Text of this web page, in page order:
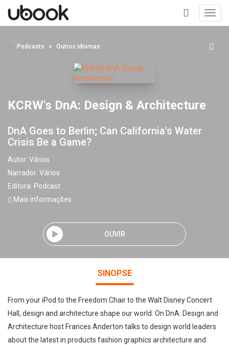
+
Podcasts Outros Idiomas
KCRW's DnA: Design & Architecture
DnA Goes to Berlin; Can California's Water
Crisis Be a Game?
Autor: Vários
Narrador: Vários
Editora: Podcast
Mais informações
OUVIR
SINOPSE
From your iPod to the Freedom Chair to the Walt Disney Concert
Hall, design and architecture shape our world. On DnA: Design and
Architecture host Frances Anderton talks to design world leaders
about the latest in products fashion graphics architecture and